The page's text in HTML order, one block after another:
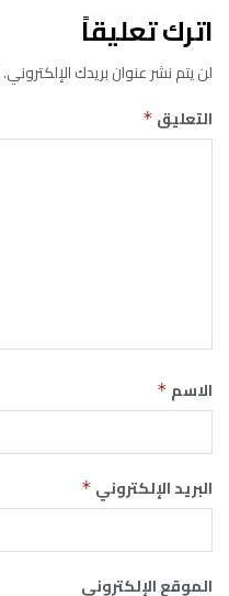
اترك تعليقاً
لن يتم نشر عنوان بريدك الإلكتروني.
التعليق *
الاسم *
البريد الإلكتروني *
الموقع الإلكتروني